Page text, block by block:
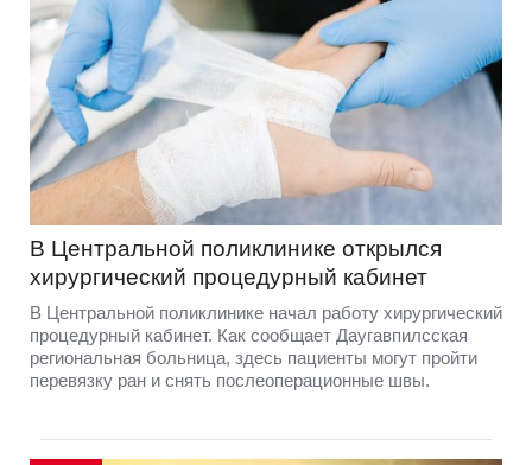
В Центральной поликлинике открылся
хирургический процедурный кабинет
В Центральной поликлинике начал работу хирургический
процедурный кабинет. Как сообщает Даугавпилсская
региональная больница, здесь пациенты могут пройти
перевязку ран и снять послеоперационные швы.